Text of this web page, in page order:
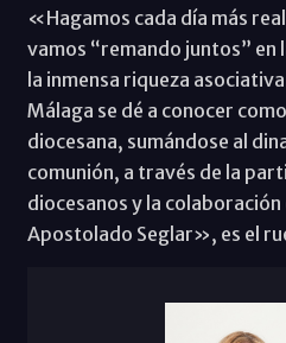
«Hagamos cada día más
vamos “remando juntos” en
la inmensa riqueza
Málaga se dé a conocer
diocesana, sumándose al
comunión, a través de la
diocesanos y la
Apostolado Seglar», es el